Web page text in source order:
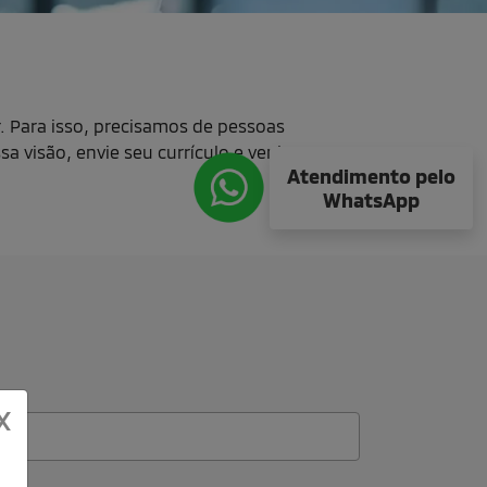
isso, precisamos de pessoas
visão, envie seu currículo e venha
Atendimento pelo
WhatsApp